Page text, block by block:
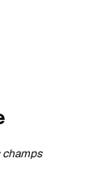
champs